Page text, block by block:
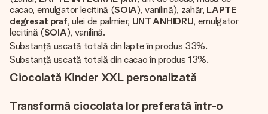
cacao, emulgator lecitină (SOIA), vanilină), zahăr, LAPTE
degresat praf, ulei de palmier, UNT ANHIDRU, emulgator
lecitină (SOIA), vanilină.
Substanță uscată totală din lapte în produs 33%.
Substanță uscată totală din cacao în produs 13%.
Ciocolată Kinder XXL personalizată
Transformă ciocolata lor preferată într-o